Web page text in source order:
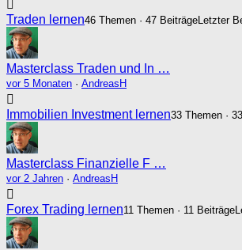
Traden lernen46 Themen · 47 BeiträgeLetzter
Masterclass Traden und In …
vor 5 Monaten · AndreasH
Immobilien Investment lernen33 Themen ·
Masterclass Finanzielle F …
vor 2 Jahren · AndreasH
Forex Trading lernen11 Themen · 11 Beiträge